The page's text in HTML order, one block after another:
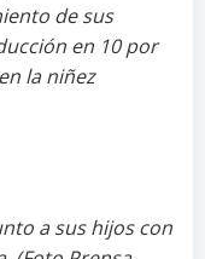
de sus
en 10 por
la niñez
a sus hijos con